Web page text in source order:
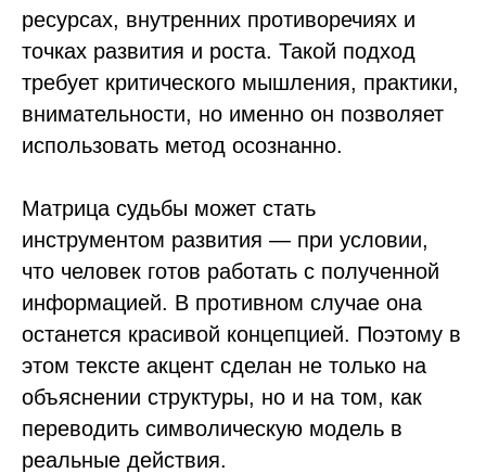
ресурсах, внутренних противоречиях и
точках развития и роста. Такой подход
требует критического мышления, практики,
внимательности, но именно он позволяет
использовать метод осознанно.
Матрица судьбы может стать
инструментом развития — при условии,
что человек готов работать с полученной
информацией. В противном случае она
останется красивой концепцией. Поэтому в
этом тексте акцент сделан не только на
объяснении структуры, но и на том, как
переводить символическую модель в
реальные действия.